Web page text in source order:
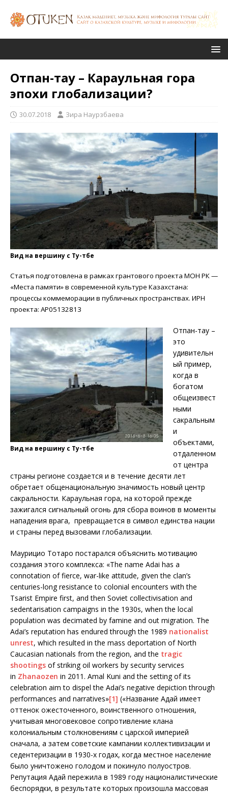
Отпан-тау – Караульная гора
эпохи глобализации?
30.07.2018 Зира Наурзбаева
Вид на вершину с Ту-төбе
Статья подготовлена в рамках грантового проекта МОН РК —
«Места памяти» в современной культуре Казахстана:
процессы коммеморации в публичных пространствах. ИРН
проекта: AP05132813
Вид на вершину с Ту-төбе
Отпан-тау –
это
удивительн
ый пример,
когда в
богатом
общеизвест
ными
сакральным
и
объектами,
отдаленном
от центра
страны регионе создается и в течение десяти лет
обретает общенациональную значимость новый центр
сакральности. Караульная гора, на которой прежде
зажигался сигнальный огонь для сбора воинов в моменты
нападения врага, превращается в символ единства нации
и страны перед вызовами глобализации.
Маурицио Тотаро постарался объяснить мотивацию
создания этого комплекса: «The name Adai has a
connotation of fierce, war-like attitude, given the clan’s
centuries-long resistance to colonial encounters with the
Tsarist Empire first, and then Soviet collectivisation and
sedentarisation campaigns in the 1930s, when the local
population was decimated by famine and out migration. The
Adai’s reputation has endured through the 1989 nationalist
unrest, which resulted in the mass deportation of North
Caucasian nationals from the region, and the tragic
shootings of striking oil workers by security services
in Zhanaozen in 2011. Amal Kuni and the setting of its
celebration aim to dispel the Adai’s negative depiction through
performances and narratives»[1] («Название Адай имеет
оттенок ожесточенного, воинственного отношения,
учитывая многовековое сопротивление клана
колониальным столкновениям с царской империей
сначала, а затем советские кампании коллективизации и
седентеризации в 1930-х годах, когда местное население
было уничтожено голодом и покинуло полуостров.
Репутация Адай пережила в 1989 году националистические
беспорядки, в результате которых произошла массовая